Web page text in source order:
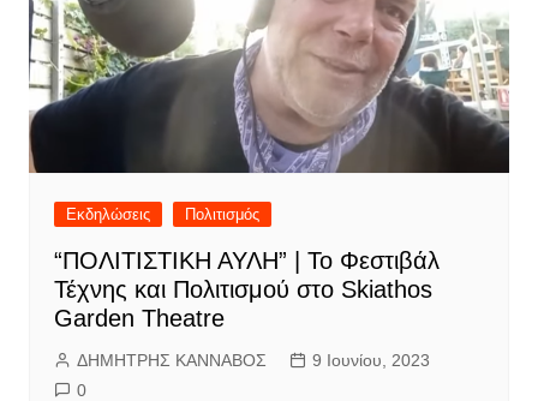
Εκδηλώσεις Πολιτισμός
“ΠΟΛΙΤΙΣΤΙΚΗ ΑΥΛΗ” | Το Φεστιβάλ
Τέχνης και Πολιτισμού στο Skiathos
Garden Theatre
ΔΗΜΗΤΡΗΣ ΚΑΝΝΑΒΟΣ
9 Ιουνίου, 2023
0